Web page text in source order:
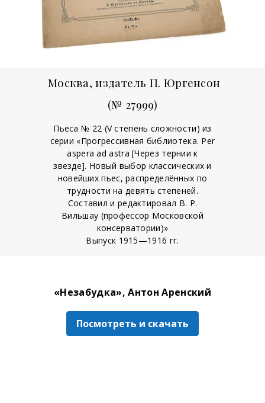
Москва, издатель П. Юргенсон
(№ 27999)
Пьеса № 22 (V степень сложности) из
серии «Прогрессивная библиотека. Per
aspera ad astra [Через тернии к
звезде]. Новый выбор классических и
новейших пьес, распределённых по
трудности на девять степеней.
Составил и редактировал В. Р.
Вильшау (профессор Московской
консерватории)»
Выпуск 1915—1916 гг.
«Незабудка», Антон Аренский
Посмотреть и скачать